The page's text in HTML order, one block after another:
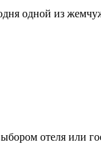
одной из
отеля или